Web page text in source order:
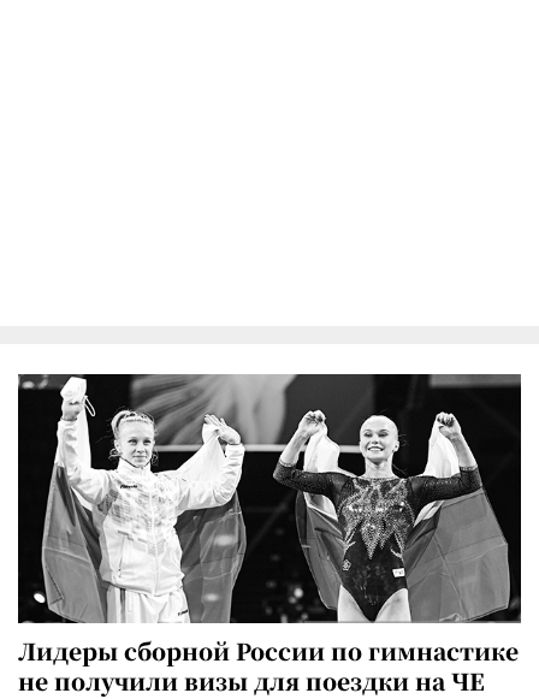
Лидеры сборной России по гимнастике
не получили визы для поездки на ЧЕ